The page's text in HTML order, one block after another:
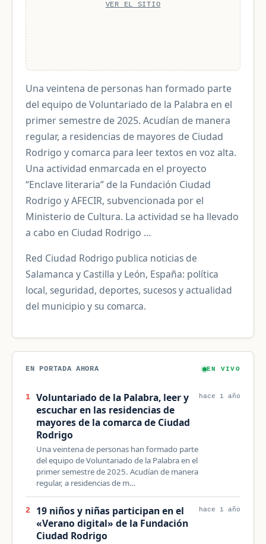
VER EL SITIO
Una veintena de personas han formado parte
del equipo de Voluntariado de la Palabra en el
primer semestre de 2025. Acudían de manera
regular, a residencias de mayores de Ciudad
Rodrigo y comarca para leer textos en voz alta.
Una actividad enmarcada en el proyecto
“Enclave literaria” de la Fundación Ciudad
Rodrigo y AFECIR, subvencionada por el
Ministerio de Cultura. La actividad se ha llevado
a cabo en Ciudad Rodrigo …
Red Ciudad Rodrigo publica noticias de
Salamanca y Castilla y León, España: política
local, seguridad, deportes, sucesos y actualidad
del municipio y su comarca.
EN PORTADA AHORA EN VIVO
1
Voluntariado de la Palabra, leer y
escuchar en las residencias de
mayores de la comarca de Ciudad
Rodrigo
Una veintena de personas han formado parte
del equipo de Voluntariado de la Palabra en el
primer semestre de 2025. Acudían de manera
regular, a residencias de m…
hace 1 año
2
19 niños y niñas participan en el
«Verano digital» de la Fundación
Ciudad Rodrigo
hace 1 año